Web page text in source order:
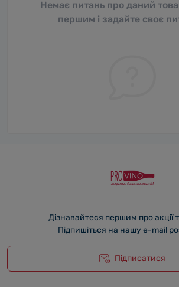
Немає питань про даний
першим і задайте своє
Дізнавайтеся першим про акції
Підпишіться на нашу e-mail
Підписатися